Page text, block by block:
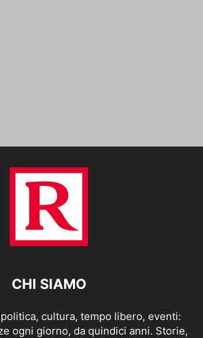
CHI SIAMO
cultura, tempo libero, eventi:
ogni giorno, da quindici anni. Storie,